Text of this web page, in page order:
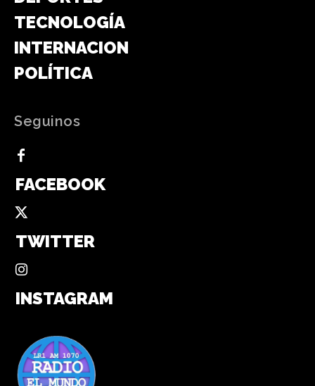
TECNOLOGÍA
INTERNACIONAL
POLÍTICA
Seguinos
FACEBOOK
TWITTER
INSTAGRAM